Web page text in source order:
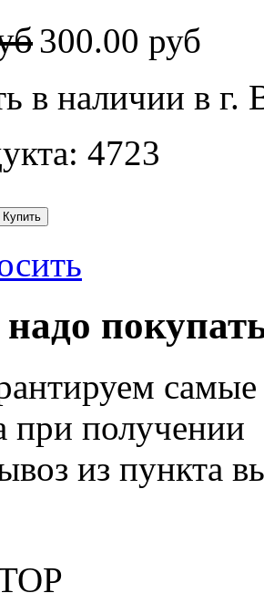
300.00 руб
в наличии в г.
4723
при получении
из пункта